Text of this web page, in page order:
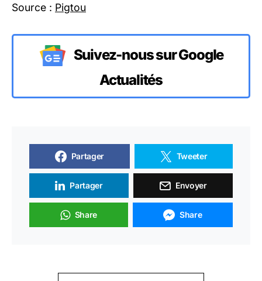
Source : Pigtou
Suivez-nous sur Google
Actualités
Partager Tweeter
Partager Envoyer
Share Share